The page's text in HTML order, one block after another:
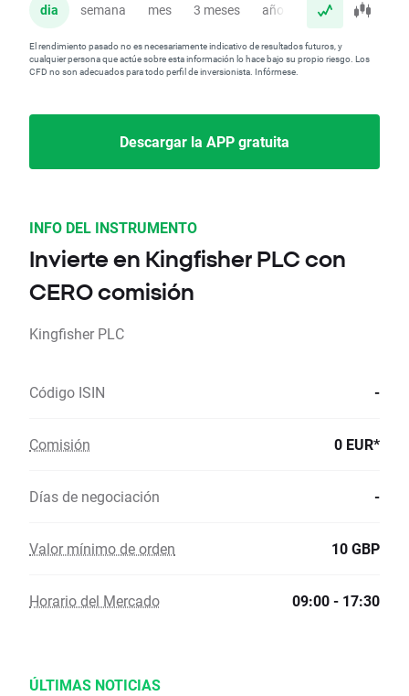
dia semana mes 3 meses año
El rendimiento pasado no es necesariamente indicativo de resultados futuros, y
cualquier persona que actúe sobre esta información lo hace bajo su propio riesgo. Los
CFD no son adecuados para todo perfil de inversionista. Infórmese.
Descargar la APP gratuita
INFO DEL INSTRUMENTO
Invierte en Kingfisher PLC con
CERO comisión
Kingfisher PLC
Código ISIN -
Comisión 0 EUR*
Días de negociación -
Valor mínimo de orden 10 GBP
Horario del Mercado 09:00 - 17:30
ÚLTIMAS NOTICIAS